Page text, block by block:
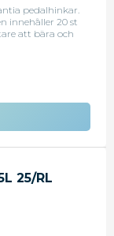
pedalhinkar.
innehåller 20 st
att bära och
25/RL